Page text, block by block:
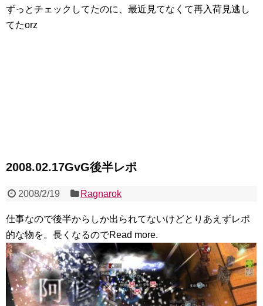
ずっとチェックしてたのに、最近見てなくて再入荷見逃し
てたorz
2008.02.17GvG後半レポ
2008/2/19 Ragnarok
仕事なので後半からしか出られてないけどとりあえずレポ
的な物を。長くなるのでRead more.